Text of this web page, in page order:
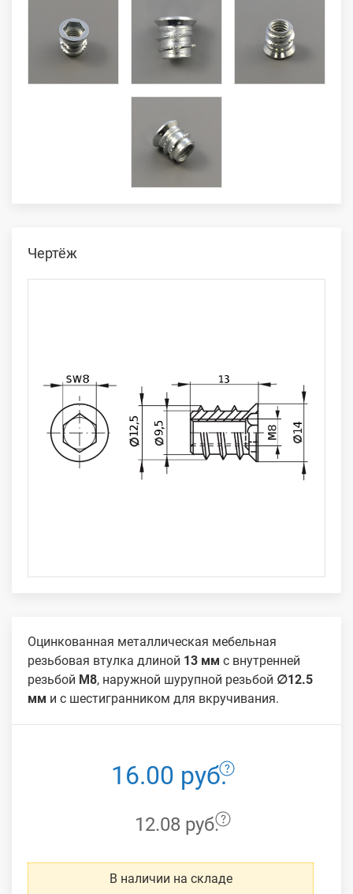
Чертёж
Оцинкованная металлическая мебельная
резьбовая втулка длиной 13 мм с внутренней
резьбой М8, наружной шурупной резьбой ∅12.5
мм и с шестигранником для вкручивания.
16.00 руб.
12.08 руб.
В наличии на складе